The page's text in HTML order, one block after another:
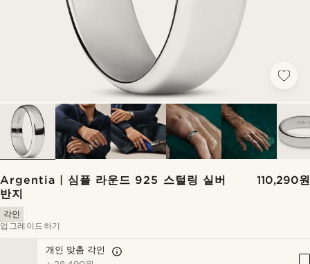
Argentia | 심플 라운드 925 스털링 실버
반지
110,290원
각인
업그레이드하기
개인 맞춤 각인